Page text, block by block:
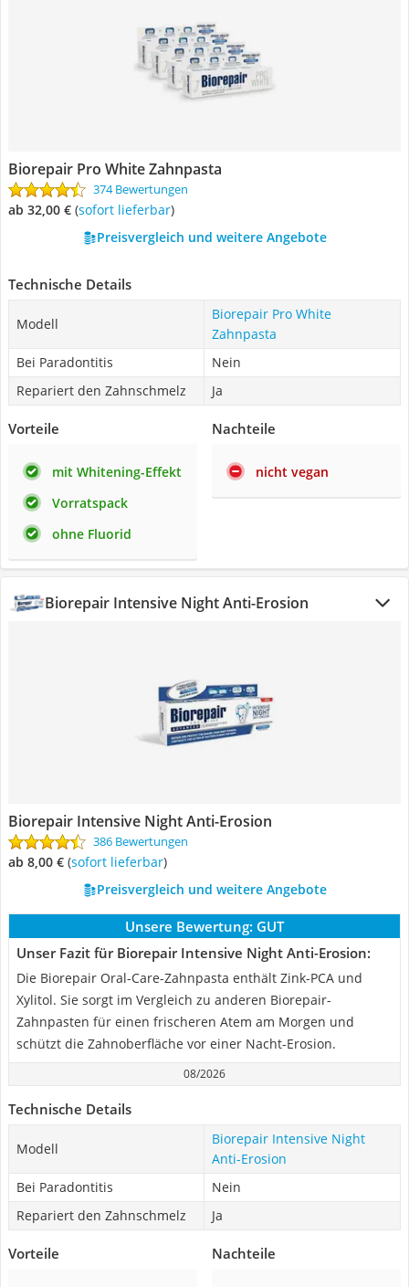
Biorepair Pro White Zahnpasta
374 Bewertungen
ab 32,00 € ( Sofort lieferbar)
Preisvergleich und weitere Angebote
Technische Details
Modell
Biorepair Pro White
Zahnpasta
Bei Paradontitis
Nein
Repariert den Zahnschmelz
Ja
Vorteile
mit Whitening-Effekt
Vorratspack
ohne Fluorid
Nachteile
nicht vegan
Biorepair Intensive Night Anti-Erosion
Biorepair Intensive Night Anti-Erosion
386 Bewertungen
ab 8,00 € ( Sofort lieferbar)
Preisvergleich und weitere Angebote
Unsere Bewertung: GUT
Unser Fazit für Biorepair Intensive Night Anti-Erosion:
Die Biorepair Oral-Care-Zahnpasta enthält Zink-PCA und
Xylitol. Sie sorgt im Vergleich zu anderen Biorepair-
Zahnpasten für einen frischeren Atem am Morgen und
schützt die Zahnoberfläche vor einer Nacht-Erosion.
08/2026
Technische Details
Modell
Biorepair Intensive Night
Anti-Erosion
Bei Paradontitis
Nein
Repariert den Zahnschmelz
Ja
Vorteile Nachteile